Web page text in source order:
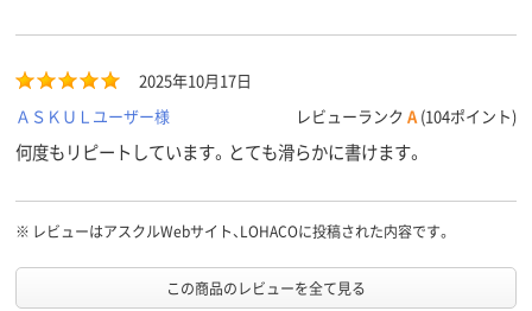
2025年10月17日
ＡＳＫＵＬユーザー様
レビューランク A (104ポイント)
何度もリピートしています。とても滑らかに書けます。
※ レビューはアスクルWebサイト、LOHACOに投稿された内容です。
この商品のレビューを全て見る